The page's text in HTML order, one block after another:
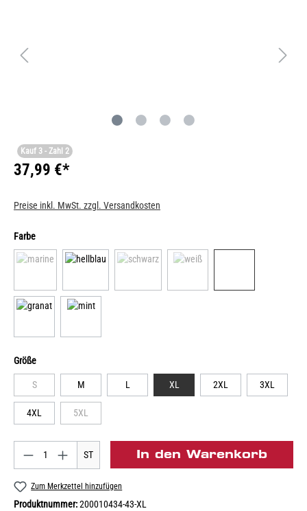
Kauf 3 - Zahl 2
37,99 €*
Preise inkl. MwSt. zzgl. Versandkosten
Farbe
Größe
S M L XL 2XL 3XL
4XL 5XL
ST In den Warenkorb
Zum Merkzettel hinzufügen
Produktnummer:200010434-43-XL